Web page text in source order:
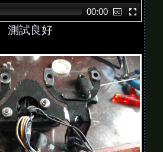
00:00
測試良好